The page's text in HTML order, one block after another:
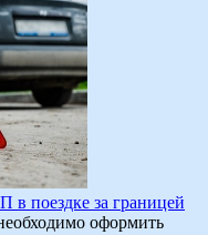
в поездке за границей
оформить